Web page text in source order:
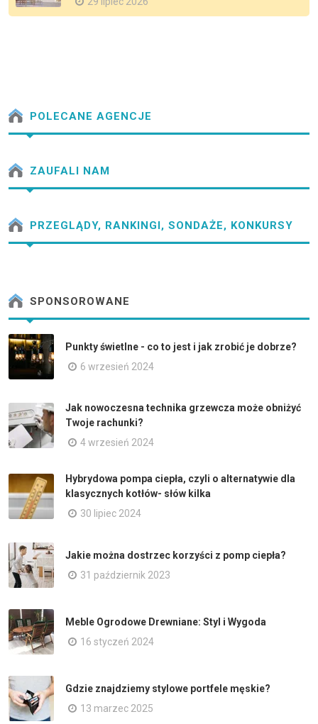
POLECANE AGENCJE
ZAUFALI NAM
PRZEGLĄDY, RANKINGI, SONDAŻE, KONKURSY
SPONSOROWANE
Punkty świetlne - co to jest i jak zrobić je dobrze?
6 wrzesień 2024
Jak nowoczesna technika grzewcza może obniżyć
Twoje rachunki?
4 wrzesień 2024
Hybrydowa pompa ciepła, czyli o alternatywie dla
klasycznych kotłów- słów kilka
30 lipiec 2024
Jakie można dostrzec korzyści z pomp ciepła?
31 październik 2023
Meble Ogrodowe Drewniane: Styl i Wygoda
16 styczeń 2024
Gdzie znajdziemy stylowe portfele męskie?
13 marzec 2025